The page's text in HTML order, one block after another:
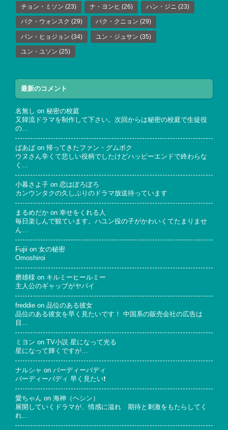
チョン・ミソン (23) ナ・ヨンヒ (26) ハン・ジニ (23)
パク・ウォンスク (29) パク・クニョン (29)
パン・ヒョジョン (34) ユン・ジュサン (35)
ユン・ユソン (25)
最新のコメント
名無し on 秘密の校庭
又韓流ドラマを制作して下さい。次回からは秘密の校庭で生徒役
の…
ばあば on 帰ってきたファン・グムボク
ウヌさん辛くて悲しい役柄でしたけどハッピーエンドで終わらな
く…
小暮さよ子 on 恋はぽろぽろ
カンウンタクの久しぶりのドラマ放送待っています
まるめだか on 幸せをくれる人
毎日楽しんで観ています。ハユン役の子がかわいくてたまりませ
ん…
Fujii on 女の秘密
Omoshiroi
磨雄様 on キルミーヒールミー
主人公のギャップがヤバイ
freddie on 品位のある彼女
品位のある彼女を早く見たいです！ 中国系の販売会社の広告は
目…
ミヨン on TV小説 星になって光る
星になって輝くですが…
ナルシャ on バーディーバディ
バーディーバディ 早く見たい❗
愛ちゃん on 海神（ヘシン）
展開していくドラマが、情感に溢れ 期待と刺激をもたらしてく
れ…